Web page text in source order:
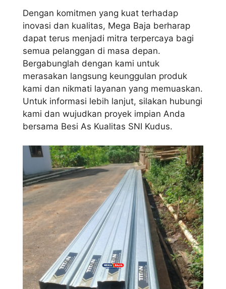
Dengan komitmen yang kuat terhadap
inovasi dan kualitas, Mega Baja berharap
dapat terus menjadi mitra terpercaya bagi
semua pelanggan di masa depan.
Bergabunglah dengan kami untuk
merasakan langsung keunggulan produk
kami dan nikmati layanan yang memuaskan.
Untuk informasi lebih lanjut, silakan hubungi
kami dan wujudkan proyek impian Anda
bersama Besi As Kualitas SNI Kudus.